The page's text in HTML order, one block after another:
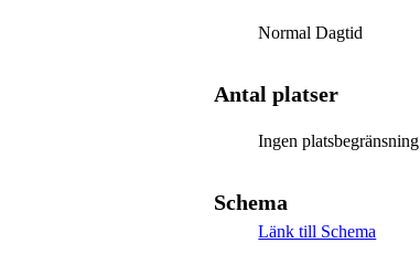
Normal Dagtid
Antal platser
Ingen platsbegränsning
Schema
Länk till Schema